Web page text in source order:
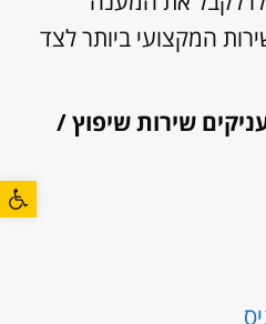
פתח
המקצועי ביותר לצד
שירות שיפוץ /